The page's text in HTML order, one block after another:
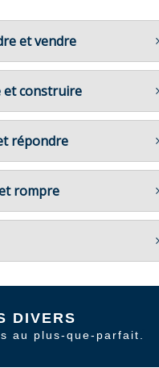
et vendre
et construire
répondre
rompre
DIVERS
au plus-que-parfait.